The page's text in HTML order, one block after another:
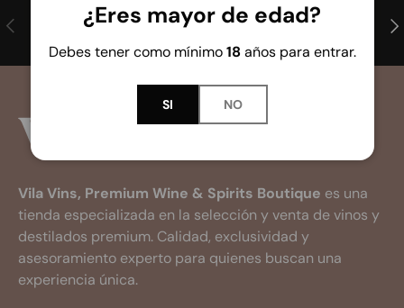
¿Eres mayor de edad?
Debes tener como mínimo18años para entrar.
SI NO
Anterior Envíos a Península y Baleares
Vila Vins, Premium Wine & Spirits Boutique es una
tienda especializada en la selección y venta de vinos y
destilados premium. Calidad, exclusividad y
asesoramiento experto para quienes buscan una
experiencia única.